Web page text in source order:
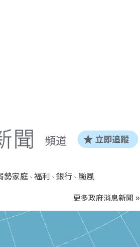
勢家庭 、 福利 、 銀行、 颱風
更多政府消息新聞 »